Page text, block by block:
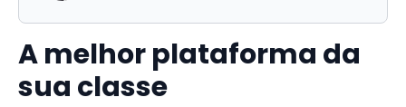
A melhor plataforma da
sua classe